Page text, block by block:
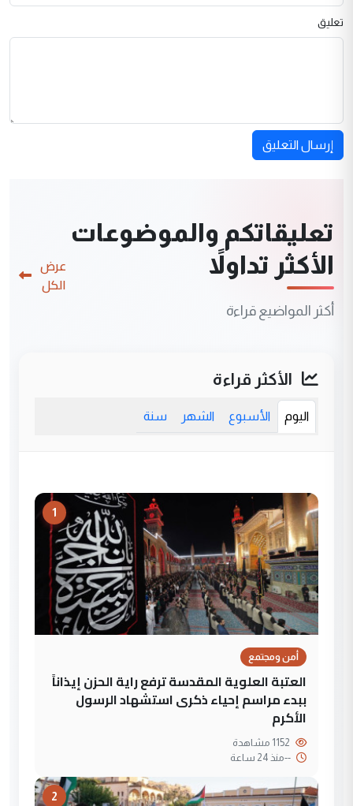
تعليق
إرسال التعليق
تعليقاتكم والموضوعات
الأكثر تداولاً
أكثر المواضيع قراءة
عرض
الكل
الأكثر قراءة
اليوم الأسبوع الشهر سنة
1
أمن ومجتمع
العتبة العلوية المقدسة ترفع راية الحزن إيذاناً
ببدء مراسم إحياء ذكرى استشهاد الرسول
الأكرم
--منذ 24 ساعة
2